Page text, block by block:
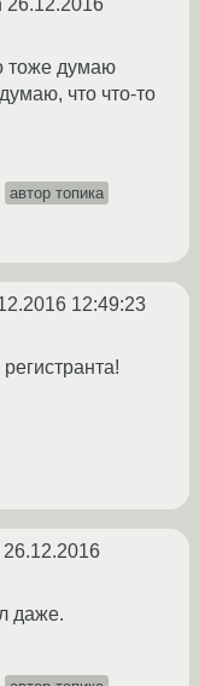
26.12.2016
тоже думаю
что что-то
автор топика
12:49:23
26.12.2016
даже.